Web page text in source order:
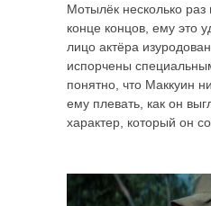
Мотылёк несколько раз
конце концов, ему это
лицо актёра
испорчены
понятно, что Маккуин
ему плевать, как он
характер, который он